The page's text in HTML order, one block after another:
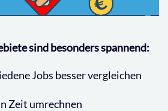
sind besonders spannend:
Jobs besser vergleichen
Zeit umrechnen